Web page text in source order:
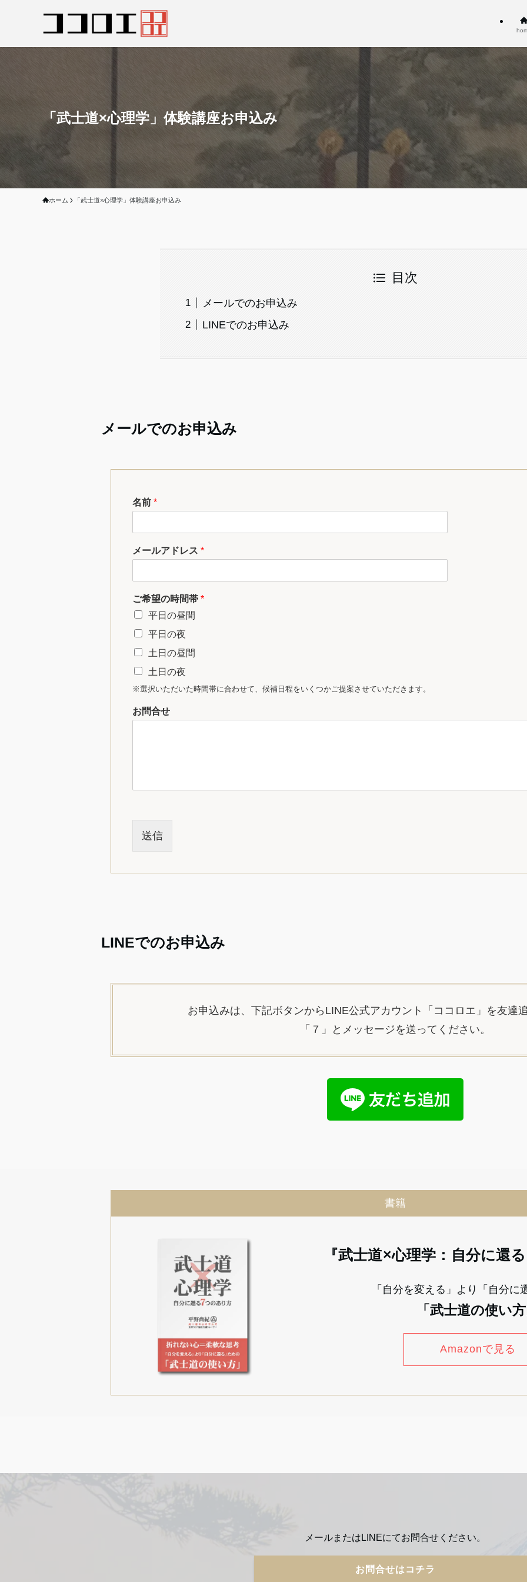
「武士道×心理学」体験講座お申込み
ホーム 「武士道×心理学」体験講座お申込み
目次
メールでのお申込み
LINEでのお申込み
メールでのお申込み
名前 *
メールアドレス *
ご希望の時間帯 *
平日の昼間
平日の夜
土日の昼間
土日の夜
※選択いただいた時間帯に合わせて、候補日程をいくつかご提案させていただきます。
お問合せ
送信
LINEでのお申込み
お申込みは、 下記ボタンからLINE公式アカウント
「ココロエ」を友達
「７」とメッセージを送ってください。
書籍
『武士道×心理学：自分に還
「自分を変える」より「自分に
「武士道の使い方
Amazonで見る
メールまたはLINEにてお問合せください。
お問合せはコチラ